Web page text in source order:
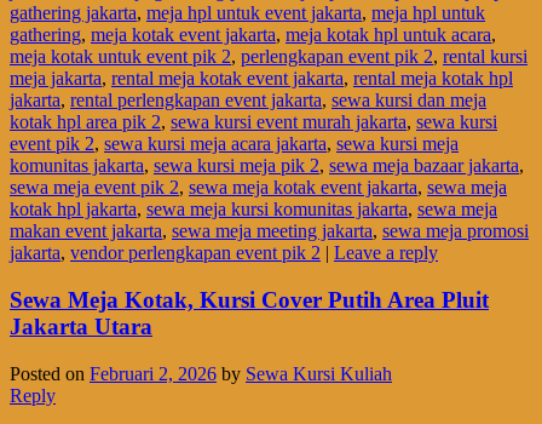
gathering jakarta, meja hpl untuk event jakarta, meja hpl untuk
gathering, meja kotak event jakarta, meja kotak hpl untuk acara,
meja kotak untuk event pik 2, perlengkapan event pik 2, rental kursi
meja jakarta, rental meja kotak event jakarta, rental meja kotak hpl
jakarta, rental perlengkapan event jakarta, sewa kursi dan meja
kotak hpl area pik 2, sewa kursi event murah jakarta, sewa kursi
event pik 2, sewa kursi meja acara jakarta, sewa kursi meja
komunitas jakarta, sewa kursi meja pik 2, sewa meja bazaar jakarta,
sewa meja event pik 2, sewa meja kotak event jakarta, sewa meja
kotak hpl jakarta, sewa meja kursi komunitas jakarta, sewa meja
makan event jakarta, sewa meja meeting jakarta, sewa meja promosi
jakarta, vendor perlengkapan event pik 2 | Leave a reply
Sewa Meja Kotak, Kursi Cover Putih Area Pluit
Jakarta Utara
Posted on Februari 2, 2026 by Sewa Kursi Kuliah
Reply